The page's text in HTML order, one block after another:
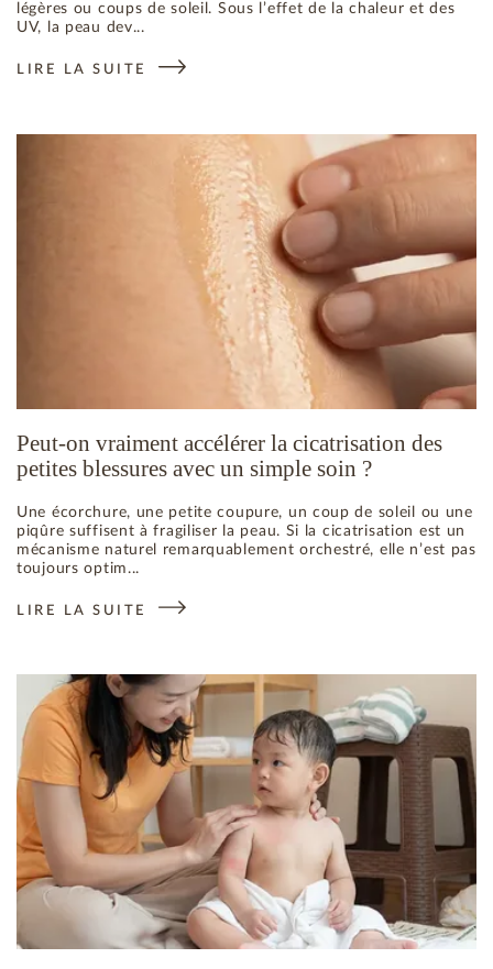
légères ou coups de soleil. Sous l’effet de la chaleur et des
UV, la peau dev...
LIRE LA SUITE
Peut-on vraiment accélérer la cicatrisation des
petites blessures avec un simple soin ?
Une écorchure, une petite coupure, un coup de soleil ou une
piqûre suffisent à fragiliser la peau. Si la cicatrisation est un
mécanisme naturel remarquablement orchestré, elle n’est pas
toujours optim...
LIRE LA SUITE